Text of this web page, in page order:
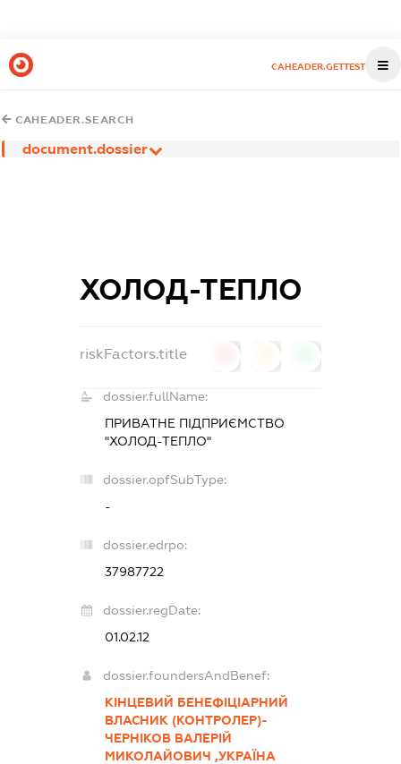
CAHEADER.GETTEST
CAHEADER.SEARCH
document.dossier
ХОЛОД-ТЕПЛО
riskFactors.title
dossier.fullName:
ПРИВАТНЕ ПІДПРИЄМСТВО
"ХОЛОД-ТЕПЛО"
dossier.opfSubType:
-
dossier.edrpo:
37987722
dossier.regDate:
01.02.12
dossier.foundersAndBenef:
КІНЦЕВИЙ БЕНЕФІЦІАРНИЙ
ВЛАСНИК (КОНТРОЛЕР)-
ЧЕРНІКОВ ВАЛЕРІЙ
МИКОЛАЙОВИЧ ,УКРАЇНА